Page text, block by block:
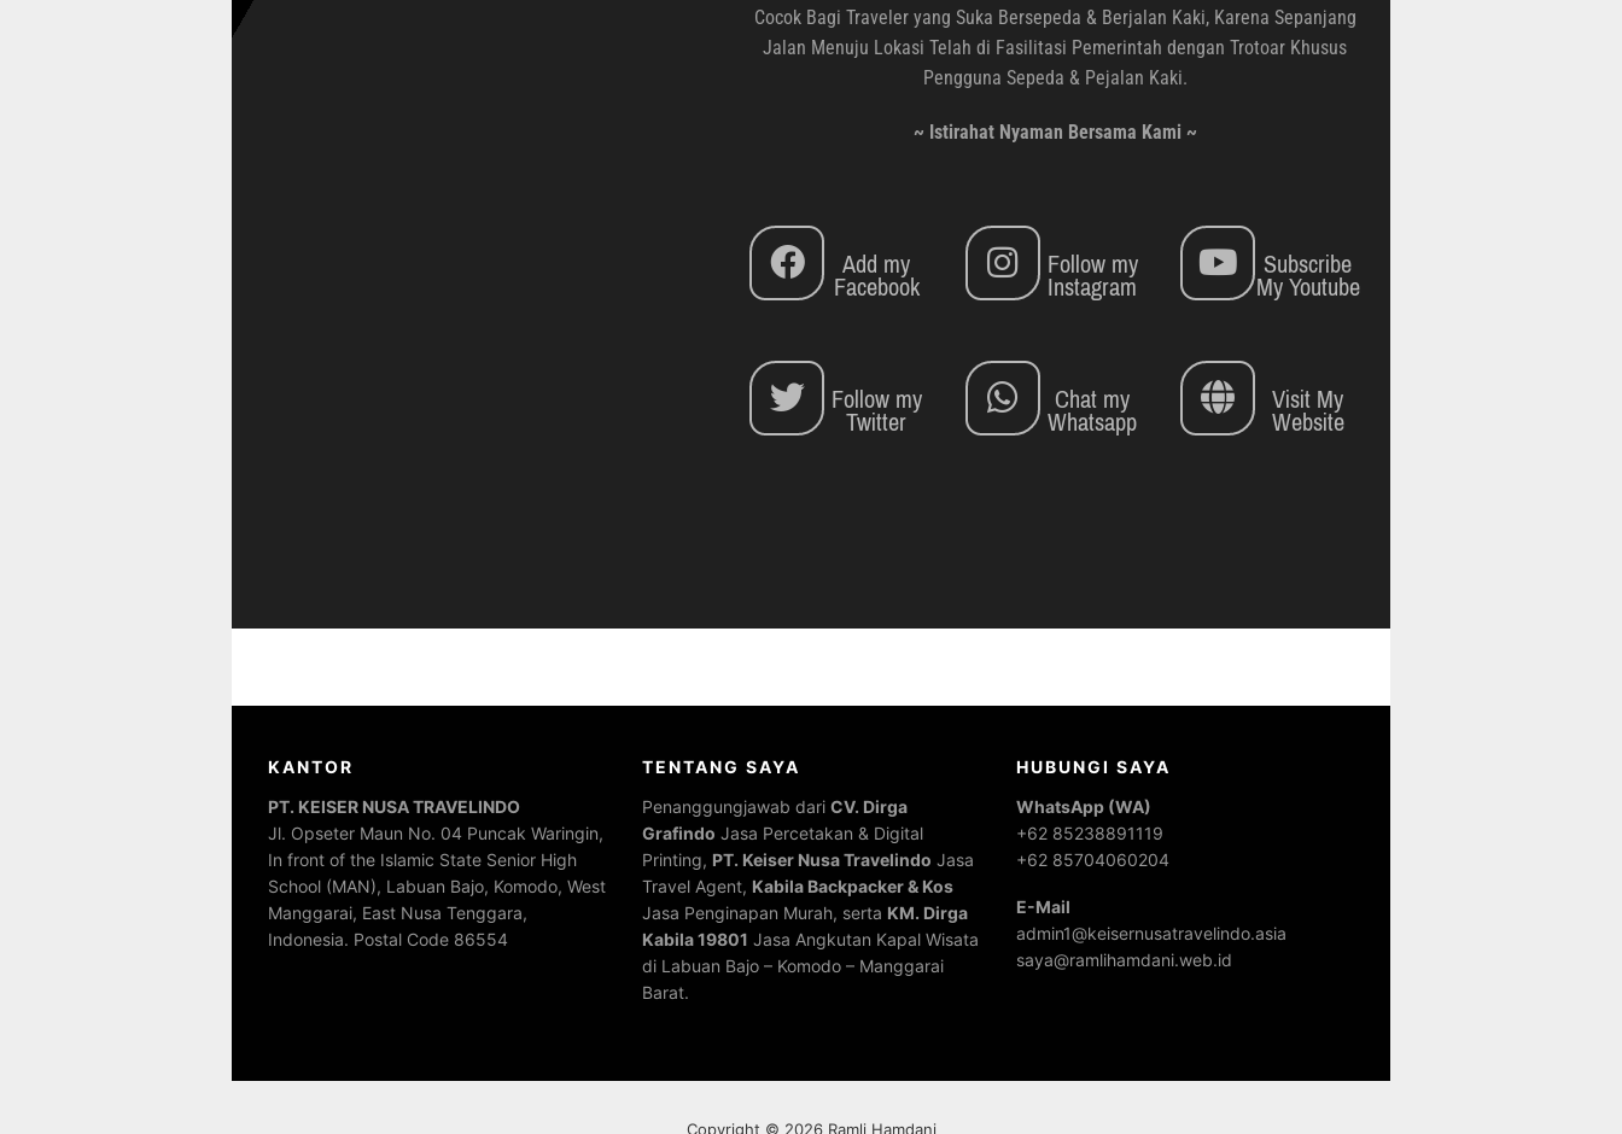
Cocok Bagi Traveler yang Suka Bersepeda & Berjalan Kaki, Karena Sepanjang
Jalan Menuju Lokasi Telah di Fasilitasi Pemerintah dengan Trotoar Khusus
Pengguna Sepeda & Pejalan Kaki.
~ Istirahat Nyaman Bersama Kami ~
Add my
Facebook
Follow my
Instagram
Subscribe
My Youtube
Follow my
Twitter
Chat my
Whatsapp
Visit My
Website
KANTOR
PT. KEISER NUSA TRAVELINDO
Jl. Opseter Maun No. 04 Puncak Waringin,
In front of the Islamic State Senior High
School (MAN), Labuan Bajo, Komodo, West
Manggarai, East Nusa Tenggara,
Indonesia. Postal Code 86554
TENTANG SAYA
Penanggungjawab dari CV. Dirga
Grafindo Jasa Percetakan & Digital
Printing, PT. Keiser Nusa Travelindo Jasa
Travel Agent, Kabila Backpacker & Kos
Jasa Penginapan Murah, serta KM. Dirga
Kabila 19801 Jasa Angkutan Kapal Wisata
di Labuan Bajo – Komodo – Manggarai
Barat.
HUBUNGI SAYA
WhatsApp (WA)
+62 85238891119
+62 85704060204
E-Mail
admin1@keisernusatravelindo.asia
saya@ramlihamdani.web.id
Copyright © 2026 Ramli Hamdani